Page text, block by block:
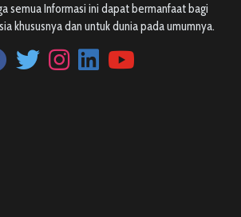
semua Informasi ini dapat bermanfaat bagi
khususnya dan untuk dunia pada umumnya.